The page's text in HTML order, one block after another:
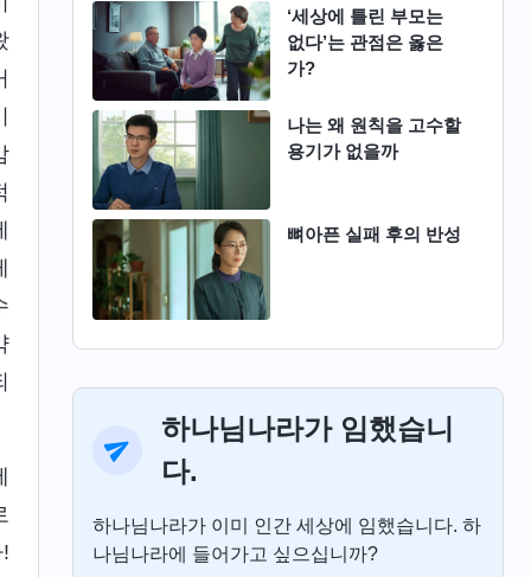
‘세상에 틀린 부모는
없다’는 관점은 옳은
가?
나는 왜 원칙을 고수할
용기가 없을까
뼈아픈 실패 후의 반성
하나님나라가 임했습니
다.
하나님나라가 이미 인간 세상에 임했습니다. 하
나님나라에 들어가고 싶으십니까?